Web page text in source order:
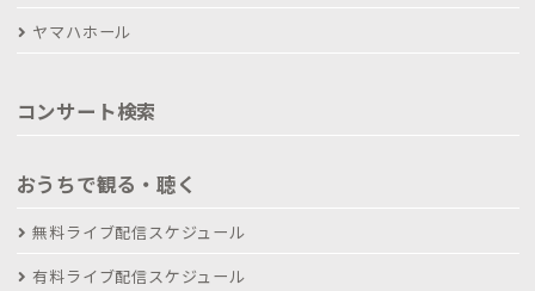
ヤマハホール
コンサート検索
おうちで観る・聴く
無料ライブ配信スケジュール
有料ライブ配信スケジュール